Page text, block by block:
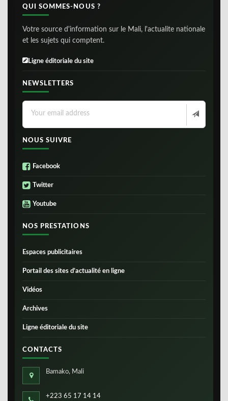
QUI SOMMES-NOUS ?
Votre source d'information sur le Mali, l'actualite nationale
et les sujets qui comptent.
Ligne éditoriale du site
NEWSLETTERS
NOUS SUIVRE
Facebook
Twitter
Youtube
NOS PRESTATIONS
Espaces publicitaires
Portail des sites d’actualité en ligne
Vidéos
Archives
Ligne éditoriale du site
CONTACTS
Bamako, Mali
+223 65 17 14 14